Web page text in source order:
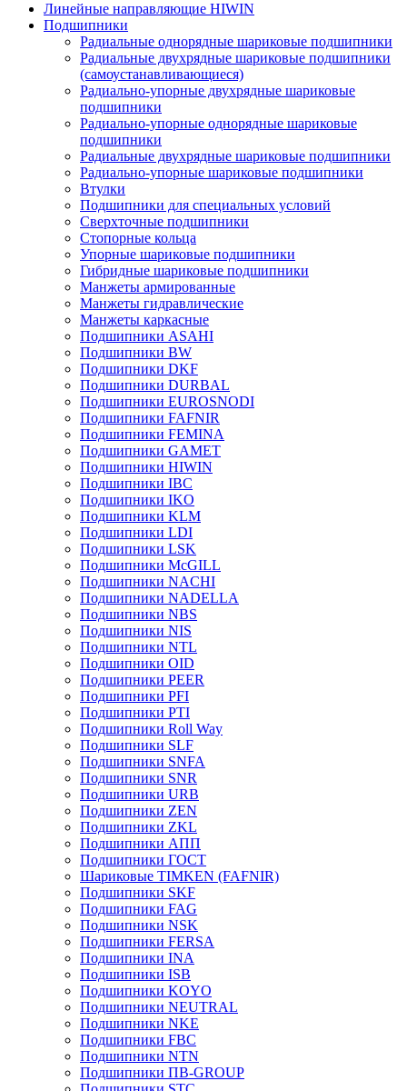
Линейные направляющие HIWIN
Подшипники
Радиальные однорядные шариковые подшипники
Радиальные двухрядные шариковые подшипники
(самоустанавливающиеся)
Радиально-упорные двухрядные шариковые
подшипники
Радиально-упорные однорядные шариковые
подшипники
Радиальные двухрядные шариковые подшипники
Радиально-упорные шариковые подшипники
Втулки
Подшипники для специальных условий
Сверхточные подшипники
Стопорные кольца
Упорные шариковые подшипники
Гибридные шариковые подшипники
Манжеты армированные
Манжеты гидравлические
Манжеты каркасные
Подшипники ASAHI
Подшипники BW
Подшипники DKF
Подшипники DURBAL
Подшипники EUROSNODI
Подшипники FAFNIR
Подшипники FEMINA
Подшипники GAMET
Подшипники HIWIN
Подшипники IBC
Подшипники IKO
Подшипники KLM
Подшипники LDI
Подшипники LSK
Подшипники McGILL
Подшипники NACHI
Подшипники NADELLA
Подшипники NBS
Подшипники NIS
Подшипники NTL
Подшипники OID
Подшипники PEER
Подшипники PFI
Подшипники PTI
Подшипники Roll Way
Подшипники SLF
Подшипники SNFA
Подшипники SNR
Подшипники URB
Подшипники ZEN
Подшипники ZKL
Подшипники АПП
Подшипники ГОСТ
Шариковые ТІMKEN (FAFNIR)
Подшипники SKF
Подшипники FAG
Подшипники NSK
Подшипники FERSA
Подшипники INA
Подшипники ISB
Подшипники KOYO
Подшипники NEUTRAL
Подшипники NKE
Подшипники FBC
Подшипники NTN
Подшипники ПВ-GROUP